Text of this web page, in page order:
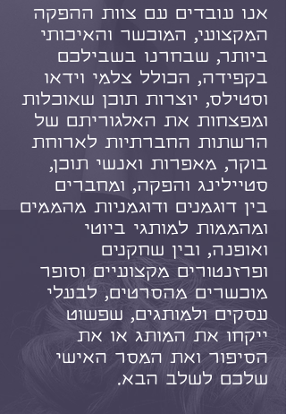
אנו עובדים עם צוות ההפקה
המקצועי, המוכשר והאיכותי
ביותר, שבחרנו בשבילכם
בקפידה, הכולל צלמי וידאו
וסטילס, יוצרות תוכן שאוכלות
ומפצחות את האלגוריתם של
הרשתות החברתיות לארוחת
בוקר, מאפרות ואנשי תוכן,
סטיילינג והפקה, ומחברים
בין דוגמנים ודוגמניות מהממים
ומהממות למותגי ביוטי
ואופנה, ובין שחקנים
ופרזנטורים מקצועיים וסופר
מוכשרים מהסרטים, לבעלי
עסקים ולמותגים, שפשוט
ייקחו את המותג או את
הסיפור ואת המסר האישי
שלכם לשלב הבא.